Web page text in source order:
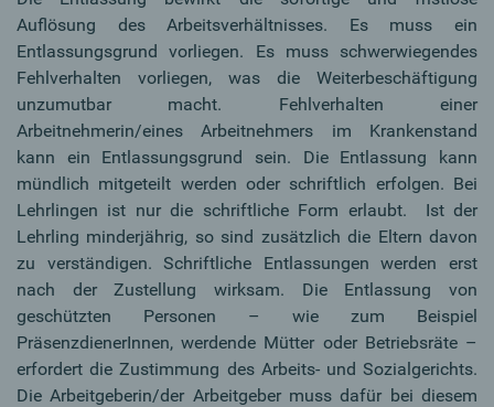
Auflösung des Arbeitsverhältnisses. Es muss ein
Entlassungsgrund vorliegen. Es muss schwerwiegendes
Fehlverhalten vorliegen, was die Weiterbeschäftigung
unzumutbar macht. Fehlverhalten einer
Arbeitnehmerin/eines Arbeitnehmers im Krankenstand
kann ein Entlassungsgrund sein. Die Entlassung kann
mündlich mitgeteilt werden oder schriftlich erfolgen. Bei
Lehrlingen ist nur die schriftliche Form erlaubt. Ist der
Lehrling minderjährig, so sind zusätzlich die Eltern davon
zu verständigen. Schriftliche Entlassungen werden erst
nach der Zustellung wirksam. Die Entlassung von
geschützten Personen – wie zum Beispiel
PräsenzdienerInnen, werdende Mütter oder Betriebsräte –
erfordert die Zustimmung des Arbeits- und Sozialgerichts.
Die Arbeitgeberin/der Arbeitgeber muss dafür bei diesem